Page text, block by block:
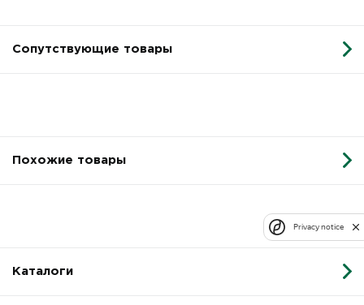
Сопутствующие товары
Похожие товары
Каталоги
Privacy notice